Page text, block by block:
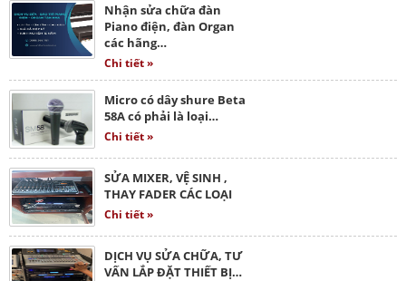
Nhận sửa chữa đàn
Piano điện, đàn Organ
các hãng…
Chi tiết »
Micro có dây shure Beta
58A có phải là loại…
Chi tiết »
SỬA MIXER, VỆ SINH ,
THAY FADER CÁC LOẠI
Chi tiết »
DỊCH VỤ SỬA CHỮA, TƯ
VẤN LẮP ĐẶT THIẾT BỊ…